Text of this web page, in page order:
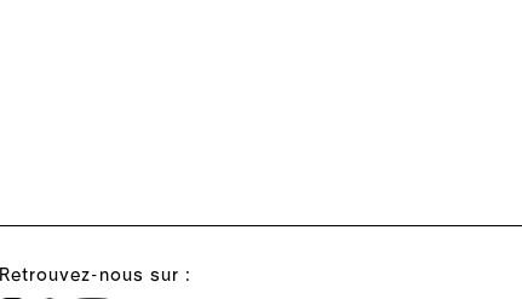
Retrouvez-nous sur :